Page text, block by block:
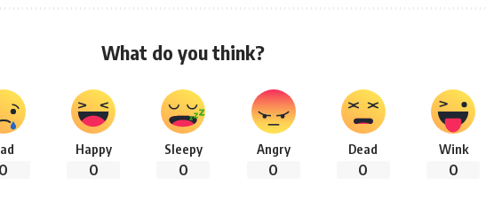
What do you think?
0
Happy
0
Sleepy
0
Angry
0
Dead
0
Wink
0